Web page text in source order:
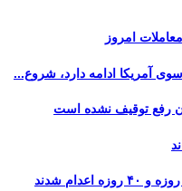
آمریکا ادامه دارد، شروع...
رفع توقیف نشده است